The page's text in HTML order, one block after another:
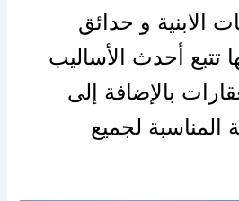
الابنية و حدائق
تتبع أحدث الأساليب
بالإضافة إلى
المناسبة لجميع